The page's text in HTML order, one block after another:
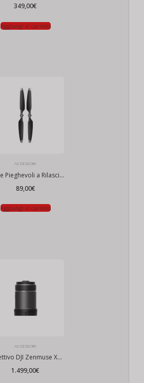
349,00€
Aggiungi al carrello
ACCESSORI
Eliche Pieghevoli a Rilascio Rapido per Alte Quote DJI Inspire 3 (Coppia)
89,00€
Aggiungi al carrello
ACCESSORI
Obiettivo DJI Zenmuse X7 DL 24mm F2.8 LS ASPH
1.499,00€